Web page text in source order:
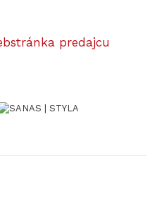
predajcu